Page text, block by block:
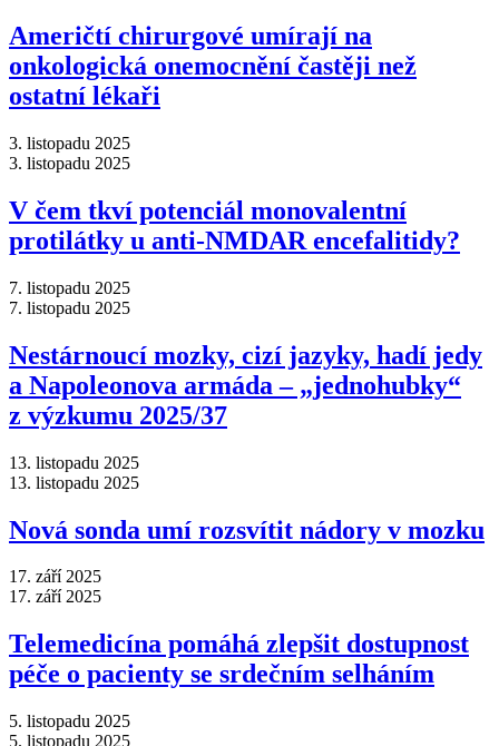
Američtí chirurgové umírají na
onkologická onemocnění častěji než
ostatní lékaři
3. listopadu 2025
3. listopadu 2025
V čem tkví potenciál monovalentní
protilátky u anti-NMDAR encefalitidy?
7. listopadu 2025
7. listopadu 2025
Nestárnoucí mozky, cizí jazyky, hadí jedy
a Napoleonova armáda –⁠ „jednohubky“
z výzkumu 2025/37
13. listopadu 2025
13. listopadu 2025
Nová sonda umí rozsvítit nádory v mozku
17. září 2025
17. září 2025
Telemedicína pomáhá zlepšit dostupnost
péče o pacienty se srdečním selháním
5. listopadu 2025
5. listopadu 2025